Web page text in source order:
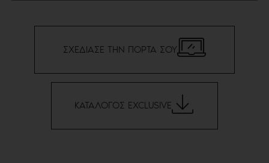
ΣΧΕΔΙΑΣΕ ΤΗΝ ΠΟΡΤΑ ΣΟΥ
ΚΑΤΑΛΟΓΟΣ EXCLUSIVE